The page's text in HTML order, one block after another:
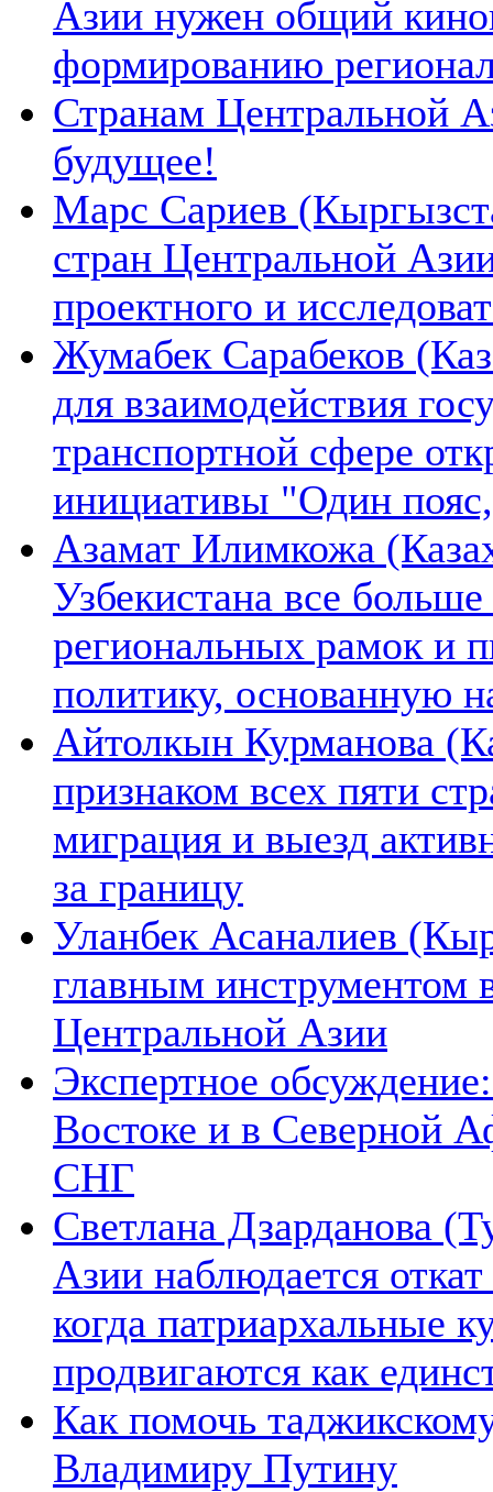
Азии нужен общий
формированию
Странам Центральной
будущее!
Марс Сариев
стран Центральной
проектного и
Жумабек Сарабеков
для взаимодействия
транспортной сфере
инициативы "Один
Азамат Илимкожа
Узбекистана все
региональных рамок и
политику, основанную
Айтолкын Курманова
признаком всех пяти
миграция и выезд
за границу
Уланбек Асаналиев
главным инструментом
Центральной Азии
Экспертное
Востоке и в Северной
СНГ
Светлана Дзарданова
Азии наблюдается
когда патриархальные
продвигаются как
Как помочь
Владимиру Путину